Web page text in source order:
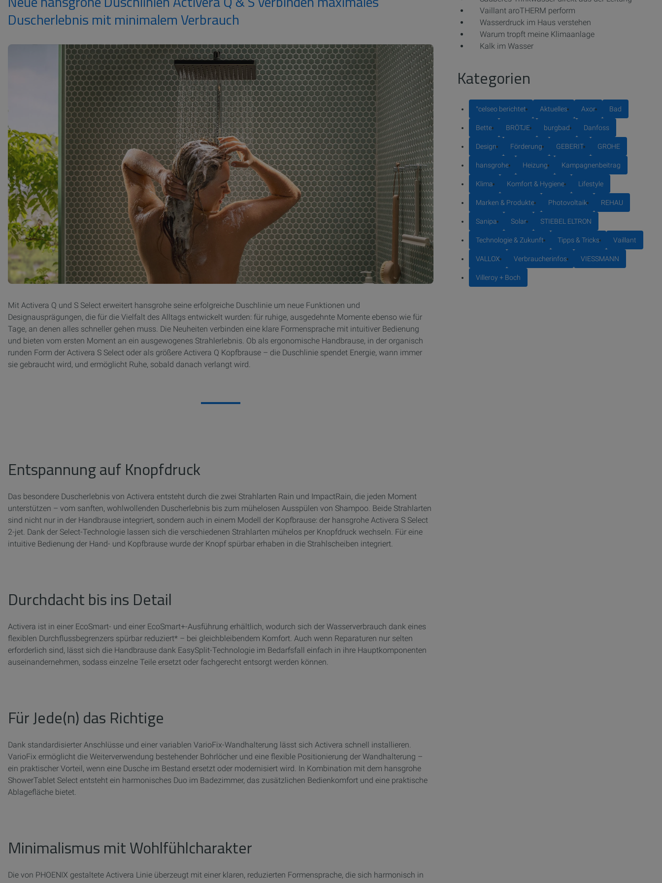
Duscherlebnis mit minimalem Verbrauch
Mit Activera Q und S Select erweitert hansgrohe seine erfolgreiche Duschlinie um neue Funktionen und
Designausprägungen, die für die Vielfalt des Alltags entwickelt wurden: für ruhige, ausgedehnte Momente ebenso wie für
Tage, an denen alles schneller gehen muss. Die Neuheiten verbinden eine klare Formensprache mit intuitiver Bedienung
und bieten vom ersten Moment an ein ausgewogenes Strahlerlebnis. Ob als ergonomische Handbrause, in der organisch
runden Form der Activera S Select oder als größere Activera Q Kopfbrause – die Duschlinie spendet Energie, wann immer
sie gebraucht wird, und ermöglicht Ruhe, sobald danach verlangt wird.
Entspannung auf Knopfdruck
Das besondere Duscherlebnis von Activera entsteht durch die zwei Strahlarten Rain und ImpactRain, die jeden Moment
unterstützen – vom sanften, wohlwollenden Duscherlebnis bis zum mühelosen Ausspülen von Shampoo. Beide Strahlarten
sind nicht nur in der Handbrause integriert, sondern auch in einem Modell der Kopfbrause: der hansgrohe Activera S Select
2-jet. Dank der Select-Technologie lassen sich die verschiedenen Strahlarten mühelos per Knopfdruck wechseln. Für eine
intuitive Bedienung der Hand- und Kopfbrause wurde der Knopf spürbar erhaben in die Strahlscheiben integriert.
Durchdacht bis ins Detail
Activera ist in einer EcoSmart- und einer EcoSmart+-Ausführung erhältlich, wodurch sich der Wasserverbrauch dank eines
flexiblen Durchflussbegrenzers spürbar reduziert* – bei gleichbleibendem Komfort. Auch wenn Reparaturen nur selten
erforderlich sind, lässt sich die Handbrause dank EasySplit-Technologie im Bedarfsfall einfach in ihre Hauptkomponenten
auseinandernehmen, sodass einzelne Teile ersetzt oder fachgerecht entsorgt werden können.
Für Jede(n) das Richtige
Dank standardisierter Anschlüsse und einer variablen VarioFix-Wandhalterung lässt sich Activera schnell installieren.
VarioFix ermöglicht die Weiterverwendung bestehender Bohrlöcher und eine flexible Positionierung der Wandhalterung –
ein praktischer Vorteil, wenn eine Dusche im Bestand ersetzt oder modernisiert wird. In Kombination mit dem hansgrohe
ShowerTablet Select entsteht ein harmonisches Duo im Badezimmer, das zusätzlichen Bedienkomfort und eine praktische
Ablagefläche bietet.
Minimalismus mit Wohlfühlcharakter
Die von PHOENIX gestaltete Activera Linie überzeugt mit einer klaren, reduzierten Formensprache, die sich harmonisch in
Vaillant aroTHERM perform
Wasserdruck im Haus verstehen
Warum tropft meine Klimaanlage
Kalk im Wasser
Kategorien
°celseo berichtet Aktuelles Axor Bad
Bette BRÖTJE burgbad Danfoss
Design Förderung GEBERIT GROHE
hansgrohe Heizung Kampagnenbeitrag
Klima Komfort & Hygiene Lifestyle
Marken & Produkte Photovoltaik REHAU
Sanipa Solar STIEBEL ELTRON
Technologie & Zukunft Tipps & Tricks Vaillant
VALLOX Verbraucherinfos VIESSMANN
Villeroy + Boch